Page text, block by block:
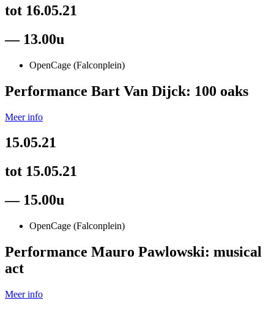
tot 16.05.21
— 13.00u
OpenCage (Falconplein)
Performance Bart Van Dijck: 100 oaks
Meer info
15.05.21
tot 15.05.21
— 15.00u
OpenCage (Falconplein)
Performance Mauro Pawlowski: musical
act
Meer info